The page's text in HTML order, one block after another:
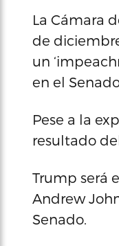
La Cámara
de
un
en el
Pese a la
resultado
Trump será
Andrew
Senado.